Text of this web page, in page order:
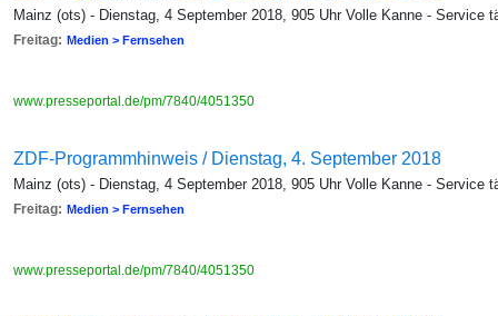
Mainz (ots) - Dienstag, 4 September 2018, 905 Uhr Volle Kanne - Service
Freitag: Medien > Fernsehen
www.presseportal.de/pm/7840/4051350
ZDF-Programmhinweis / Dienstag, 4. September 2018
Mainz (ots) - Dienstag, 4 September 2018, 905 Uhr Volle Kanne - Service
Freitag: Medien > Fernsehen
www.presseportal.de/pm/7840/4051350